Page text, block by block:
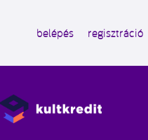
belépés regisztráció